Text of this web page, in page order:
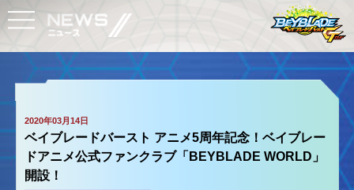
2020年03月14日
ベイブレードバースト アニメ5周年記念！ベイブレー
ドアニメ公式ファンクラブ「BEYBLADE WORLD」
開設！